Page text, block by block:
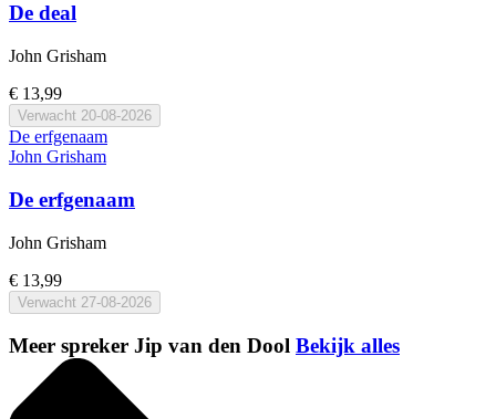
De deal
John Grisham
€ 13,99
Verwacht 20-08-2026
De erfgenaam
John Grisham
De erfgenaam
John Grisham
€ 13,99
Verwacht 27-08-2026
Meer spreker Jip van den Dool Bekijk alles